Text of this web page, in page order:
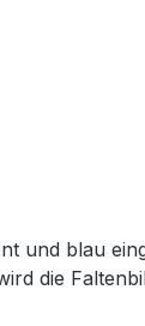
und blau
die